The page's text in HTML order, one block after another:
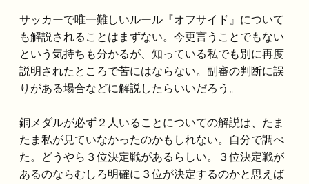
サッカーで唯一難しいルール『オフサイド』について
も解説されることはまずない。今更言うことでもない
という気持ちも分かるが、知っている私でも別に再度
説明されたところで苦にはならない。副審の判断に誤
りがある場合などに解説したらいいだろう。
銅メダルが必ず２人いることについての解説は、たま
たま私が見ていなかったのかもしれない。自分で調べ
た。どうやら３位決定戦があるらしい。３位決定戦が
あるのならむしろ明確に３位が決定するのかと思えば